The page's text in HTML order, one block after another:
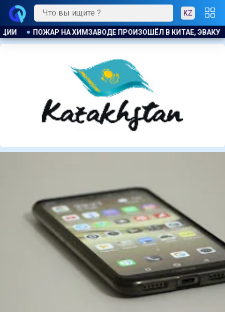
KZ
ЭВАКУИРОВАЛИ БОЛЕЕ 1200 ЧЕЛОВЕК КОСТАНАЕЦ